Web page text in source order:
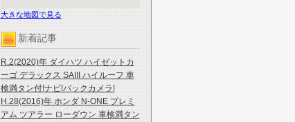
大きな地図で見る
新着記事
R.2(2020)年 ダイハツ ハイゼットカ
ーゴ デラックス SAIII ハイルーフ 車
検満タン付!ナビ!バックカメラ!
H.28(2016)年 ホンダ N-ONE プレミ
アム ツアラー ローダウン 車検満タン